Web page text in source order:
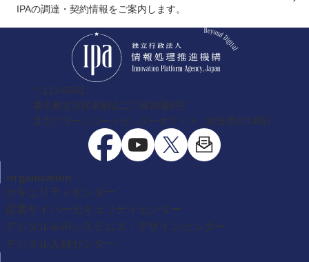
IPAの調達・契約情報をご案内します。
〒113-6591
東京都文京区本駒込二丁目28番8号
文京グリーンコートセンターオフィス（総合受付13階）
organization
セキュリティセンター
産業サイバーセキュリティセンター
デジタル＆AIシステムズ・デザインセンター
デジタル人材センター